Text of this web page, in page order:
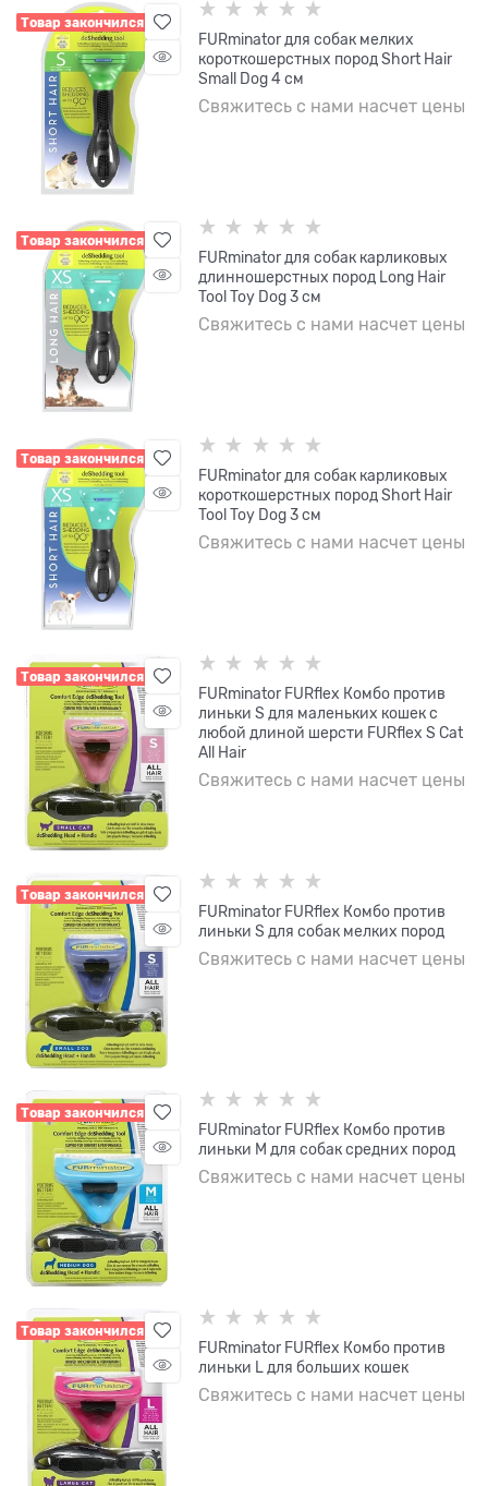
Товар закончился
FURminator для собак мелких
короткошерстных пород Short Hair
Small Dog 4 см
Свяжитесь с нами насчет цены
Товар закончился
FURminator для собак карликовых
длинношерстных пород Long Hair
Tool Toy Dog 3 см
Свяжитесь с нами насчет цены
Товар закончился
FURminator для собак карликовых
короткошерстных пород Short Hair
Tool Toy Dog 3 см
Свяжитесь с нами насчет цены
Товар закончился
FURminator FURflex Комбо против
линьки S для маленьких кошек с
любой длиной шерсти FURflex S Cat
All Hair
Свяжитесь с нами насчет цены
Товар закончился
FURminator FURflex Комбо против
линьки S для собак мелких пород
Свяжитесь с нами насчет цены
Товар закончился
FURminator FURflex Комбо против
линьки M для собак средних пород
Свяжитесь с нами насчет цены
Товар закончился
FURminator FURflex Комбо против
линьки L для больших кошек
Свяжитесь с нами насчет цены